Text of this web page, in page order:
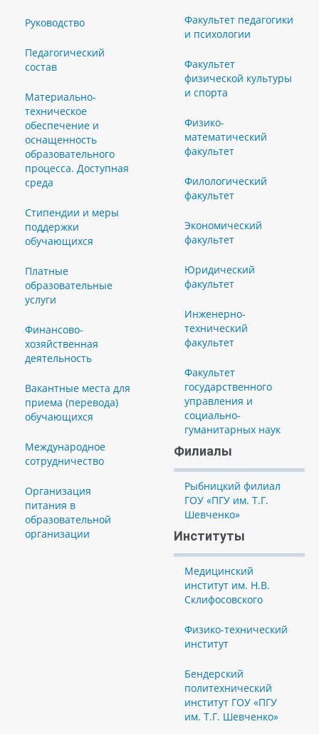
Руководство
Педагогический
состав
Материально-
техническое
обеспечение и
оснащенность
образовательного
процесса. Доступная
среда
Стипендии и меры
поддержки
обучающихся
Платные
образовательные
услуги
Финансово-
хозяйственная
деятельность
Вакантные места для
приема (перевода)
обучающихся
Международное
сотрудничество
Организация
питания в
образовательной
организации
Факультет педагогики
и психологии
Факультет
физической культуры
и спорта
Физико-
математический
факультет
Филологический
факультет
Экономический
факультет
Юридический
факультет
Инженерно-
технический
факультет
Факультет
государственного
управления и
социально-
гуманитарных наук
Филиалы
Рыбницкий филиал
ГОУ «ПГУ им. Т.Г.
Шевченко»
Институты
Медицинский
институт им. Н.В.
Склифосовского
Физико-технический
институт
Бендерский
политехнический
институт ГОУ «ПГУ
им. Т.Г. Шевченко»